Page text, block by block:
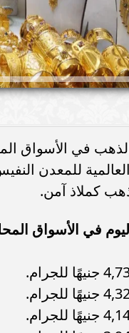
العالمية للمعدن
كملاذ آمن.
في الأسواق